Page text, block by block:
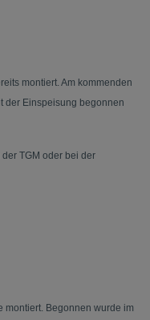
montiert. Am kommenden
der Einspeisung begonnen
TGM oder bei der
montiert. Begonnen wurde im